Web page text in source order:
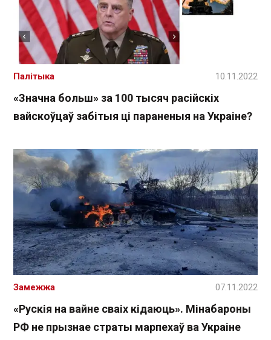
«Значна больш» за 100 тысяч расійскіх
вайскоўцаў забітыя ці параненыя на Украіне?
Палітыка 10.11.2022
«Рускія на вайне сваіх кідаюць». Мінабароны
РФ не прызнае страты марпехаў ва Украіне
Замежжа 07.11.2022